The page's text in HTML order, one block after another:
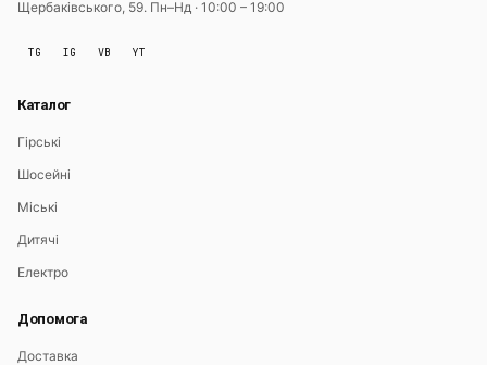
Щербаківського, 59. Пн–Нд · 10:00 – 19:00
TG IG VB YT
Каталог
Гірські
Шосейні
Міські
Дитячі
Електро
Допомога
Доставка